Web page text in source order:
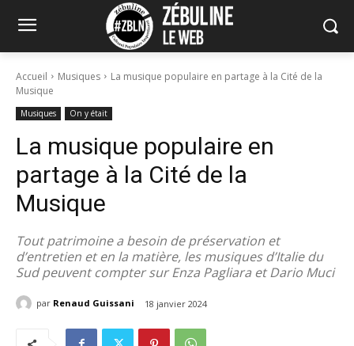
Accueil Musiques
La musique populaire en partage à la Cité de la
Musique
Musiques On y était
La musique populaire en
partage à la Cité de la
Musique
Tout patrimoine a besoin de préservation et
d’entretien et en la matière, les musiques d’Italie du
Sud peuvent compter sur Enza Pagliara et Dario Muci
par Renaud Guissani 18 janvier 2024